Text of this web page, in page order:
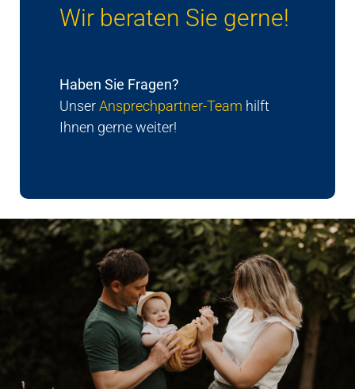
Wir beraten Sie gerne!
Haben Sie Fragen?
UnserAnsprechpartner-Team hilft
Ihnen gerne weiter!